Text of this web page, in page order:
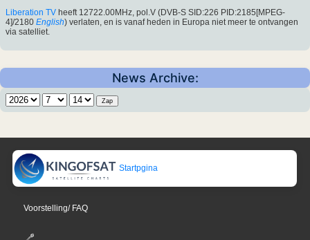
Liberation TV heeft 12722.00MHz, pol.V (DVB-S SID:226 PID:2185[MPEG-
4]/2180 English) verlaten, en is vanaf heden in Europa niet meer te ontvangen
via satelliet.
News Archive:
Startpgina
Voorstelling/ FAQ